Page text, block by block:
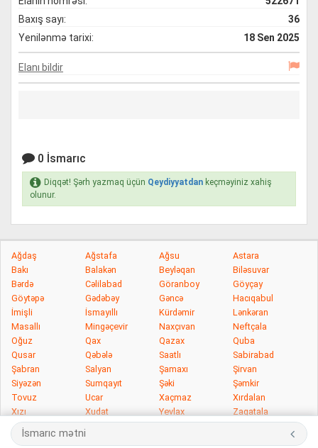
Baxış sayı:
36
Yenilənmə tarixi:
18 Sen 2025
Elanı bildir
0 İsmarıc
Diqqət! Şərh yazmaq üçün Qeydiyyatdan keçməyiniz xahiş
olunur.
Ağdaş Ağstafa Ağsu
Astara
Bakı
Balakən Beyləqan
Biləsuvar
Bərdə
Cəlilabad Göranboy
Göyçay
Göytəpə
Gədəbəy Gəncə
Hacıqabul
İmişli
İsmayıllı Kürdəmir
Lənkəran
Masallı
Mingəçevir Naxçıvan
Neftçala
Oğuz
Qax Qazax
Quba
Qusar
Qəbələ Saatlı
Sabirabad
Şabran
Salyan Şamaxı
Şirvan
Siyəzən
Sumqayıt Şəki
Şəmkir
Tovuz
Ucar Xaçmaz
Xırdalan
Xızı
Xudat Yevlax
Zaqatala
Zərdab